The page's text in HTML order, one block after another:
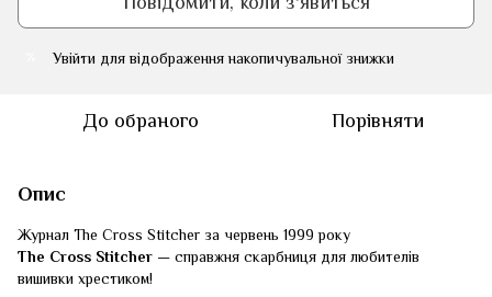
Увійти для відображення накопичувальної знижки
До обраного Порівняти
Опис
Журнал The Cross Stitcher за червень 1999 року
The Cross Stitcher — справжня скарбниця для любителів
вишивки хрестиком!